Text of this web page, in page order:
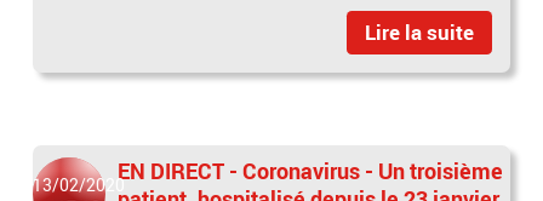
Lire la suite
13/02/2020EN DIRECT - Coronavirus - Un troisième